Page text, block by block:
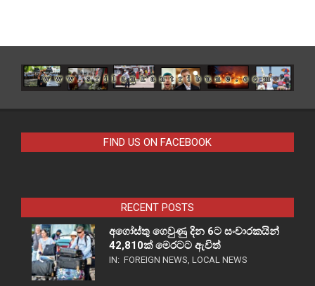
FIND US ON FACEBOOK
RECENT POSTS
අගෝස්තු ගෙවුණු දින 6ට සංචාරකයින්
42,810ක් මෙරටට ඇවිත්
IN: FOREIGN NEWS, LOCAL NEWS